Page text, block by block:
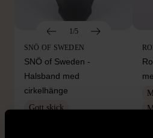
1/5
SNÖ OF SWEDEN
SNÖ of Sweden -
Halsband med
cirkelhänge
Gott skick